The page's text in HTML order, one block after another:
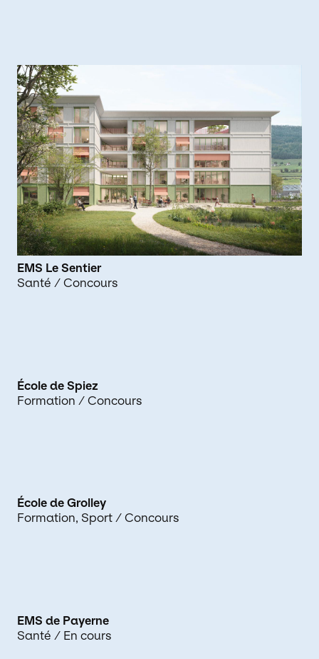
EMS Le Sentier
Santé / Concours
École de Spiez
Formation / Concours
École de Grolley
Formation Sport / Concours
EMS de Payerne
Santé / En cours